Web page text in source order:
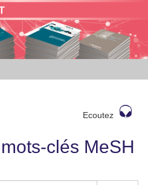
Ecoutez
clés MeSH